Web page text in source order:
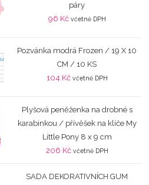
páry
96 Kč včetně DPH
Pozvánka modrá Frozen / 19 X 10
CM / 10 KS
104 Kč včetně DPH
Plyšová peněženka na drobné s
karabinkou / přívěšek na klíče My
Little Pony 8 x 9 cm
206 Kč včetně DPH
SADA DEKORATIVNÍCH GUM